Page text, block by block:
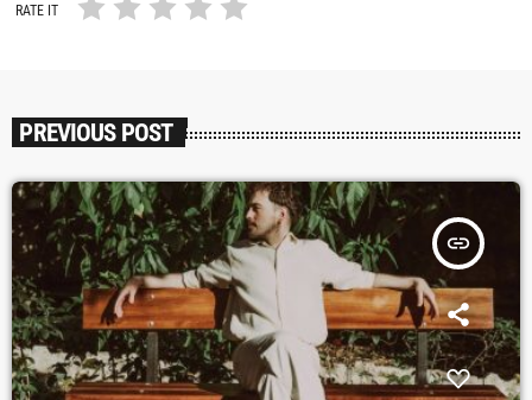
RATE IT
PREVIOUS POST
insert_link